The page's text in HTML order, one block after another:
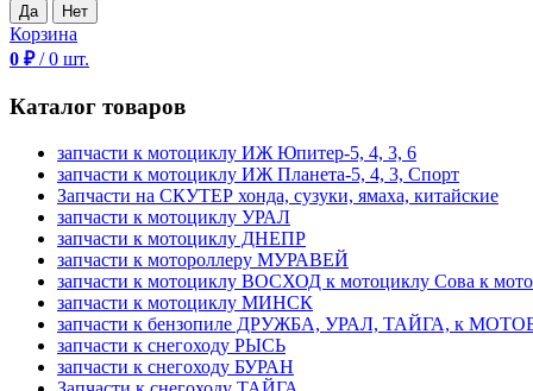
Корзина
0 ₽ /0 шт.
Каталог товаров
запчасти к мотоциклу ИЖ Юпитер-5, 4, 3, 6
запчасти к мотоциклу ИЖ Планета-5, 4, 3, Спорт
Запчасти на СКУТЕР хонда, сузуки, ямаха, китайские
запчасти к мотоциклу УРАЛ
запчасти к мотоциклу ДНЕПР
запчасти к мотороллеру МУРАВЕЙ
запчасти к мотоциклу ВОСХОД к мотоциклу Сова к
запчасти к мотоциклу МИНСК
запчасти к бензопиле ДРУЖБА, УРАЛ, ТАЙГА, к
запчасти к снегоходу РЫСЬ
запчасти к снегоходу БУРАН